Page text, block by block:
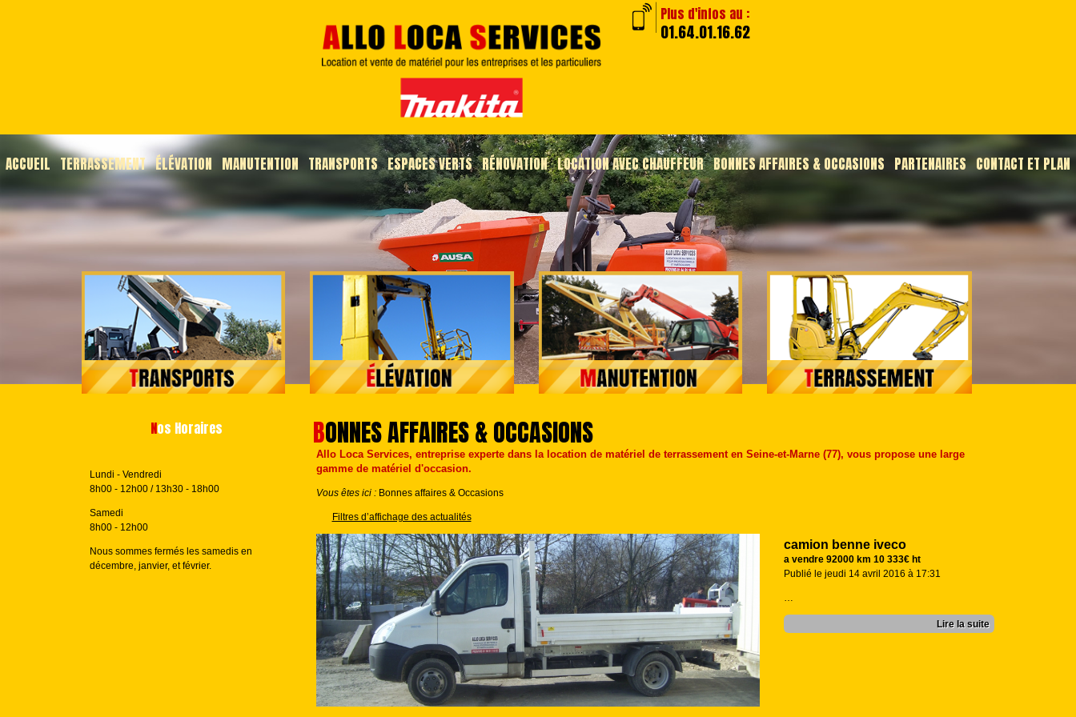
Plus d'infos au :
01.64.01.16.62
ACCUEIL TERRASSEMENT ÉLÉVATION MANUTENTION TRANSPORTS ESPACES VERTS RÉNOVATION LOCATION AVEC CHAUFFEUR BONNES AFFAIRES & OCCASIONS PARTENAIRES CONTACT ET PLAN
Allo Loca Services, entreprise experte dans la location de matériel de terrassement en Seine-et-Marne (77), vous propose une large
gamme de matériel d'occasion.
Vous êtes ici :Bonnes affaires & Occasions
Filtres d’affichage des actualités
camion benne iveco
a vendre 92000 km 10 333€ ht
Publié le jeudi 14 avril 2016 à 17:31
…
Lire la suite
Nos Horaires
Lundi - Vendredi
8h00 - 12h00 / 13h30 - 18h00
Samedi
8h00 - 12h00
Nous sommes fermés les samedis en
décembre, janvier, et février.
BONNES AFFAIRES & OCCASIONS